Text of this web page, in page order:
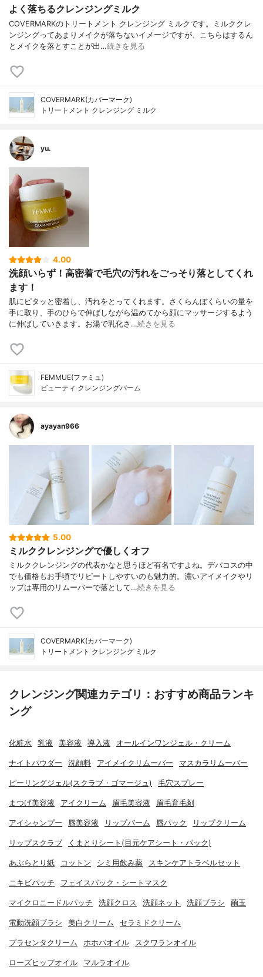
よく落ちるクレンジングミルク
COVERMARKのトリートメント クレンジング ミルクです。ミルククレ
ンジングってあまりメイクが落ちないイメージですが、こちらはするん
とメイクを落とすことが出…続きを見る
COVERMARK(カバーマーク)
トリートメント クレンジング ミルク
yu.
4.00
洗顔いらず！高密着で毛穴の汚れをごっそり落としてくれ
ます！
肌にピタッと密着し、汚れをとってくれます。さくらんぼくらいの量を
手に取り、手のひらで伸ばしながら温めてから顔にマッサージするよう
に伸ばしていきます。お湯で乳化さ…続きを見る
FEMMUE(ファミュ)
ビューティ クレンジングバーム
ayayan966
5.00
ミルククレンジングで優しくオフ
ミルククレンジングの代表かなと思うほど有名ですよね。デパコスの中
でも価格もお手頃でリピートしやすいのも魅力的。濃いアイメイクやリ
ップは専用のリムーバーで落として…続きを見る
COVERMARK(カバーマーク)
トリートメント クレンジング ミルク
クレンジング関連カテゴリ：おすすめ商品ランキ
ング
化粧水 乳液 美容液 導入液 オールインワンジェル・クリーム
ナイトパウダー 洗顔料 アイメイクリムーバー マスカラリムーバー
ピーリングジェル(スクラブ・ゴマージュ) 毛穴スプレー
まつげ美容液 アイクリーム 眉毛美容液 眉毛育毛剤
アイシャンプー 唇美容液 リップバーム 唇パック リップクリーム
リップスクラブ くまとりシート(目元ケアシート・パック)
あぶらとり紙 コットン シミ用飲み薬 スキンケアトラベルセット
ニキビパッチ フェイスパック・シートマスク
マイクロニードルパッチ 洗顔クロス 洗顔ネット 洗顔ブラシ 繭玉
電動洗顔ブラシ 美白クリーム セラミドクリーム
プラセンタクリーム ホホバオイル スクワランオイル
ローズヒップオイル マルラオイル